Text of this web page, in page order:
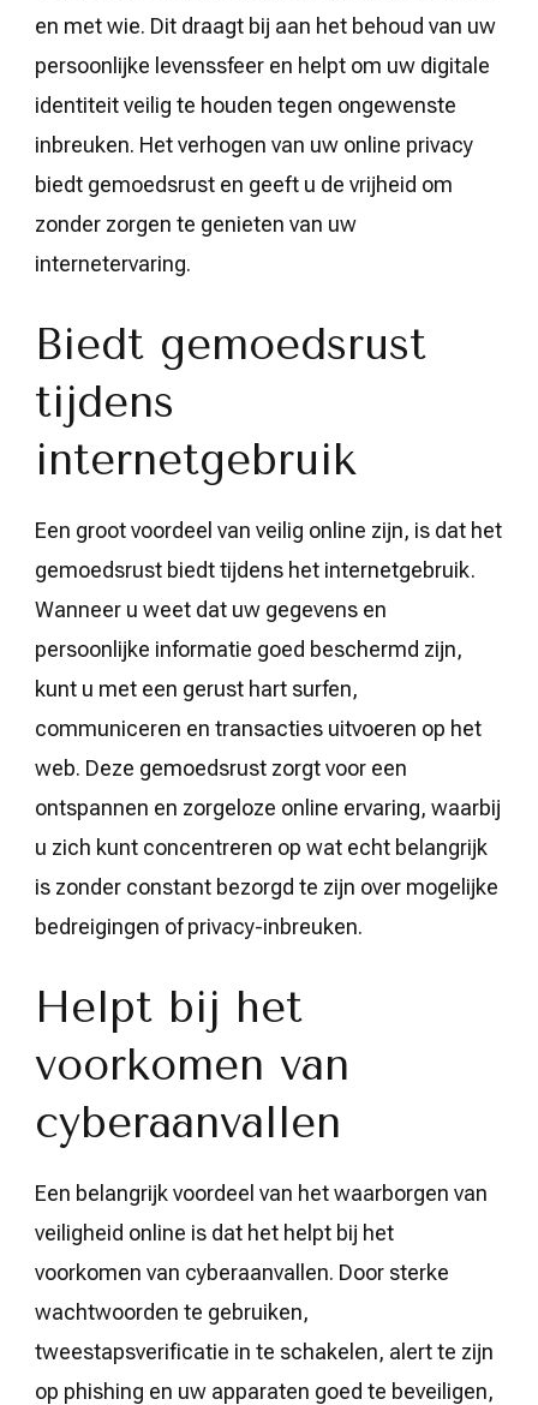
en met wie. Dit draagt ​​bij aan het behoud van uw
persoonlijke levenssfeer en helpt om uw digitale
identiteit veilig te houden tegen ongewenste
inbreuken. Het verhogen van uw online privacy
biedt gemoedsrust en geeft u de vrijheid om
zonder zorgen te genieten van uw
internetervaring.
Biedt gemoedsrust
tijdens
internetgebruik
Een groot voordeel van veilig online zijn, is dat het
gemoedsrust biedt tijdens het internetgebruik.
Wanneer u weet dat uw gegevens en
persoonlijke informatie goed beschermd zijn,
kunt u met een gerust hart surfen,
communiceren en transacties uitvoeren op het
web. Deze gemoedsrust zorgt voor een
ontspannen en zorgeloze online ervaring, waarbij
u zich kunt concentreren op wat echt belangrijk
is zonder constant bezorgd te zijn over mogelijke
bedreigingen of privacy-inbreuken.
Helpt bij het
voorkomen van
cyberaanvallen
Een belangrijk voordeel van het waarborgen van
veiligheid online is dat het helpt bij het
voorkomen van cyberaanvallen. Door sterke
wachtwoorden te gebruiken,
tweestapsverificatie in te schakelen, alert te zijn
op phishing en uw apparaten goed te beveiligen,